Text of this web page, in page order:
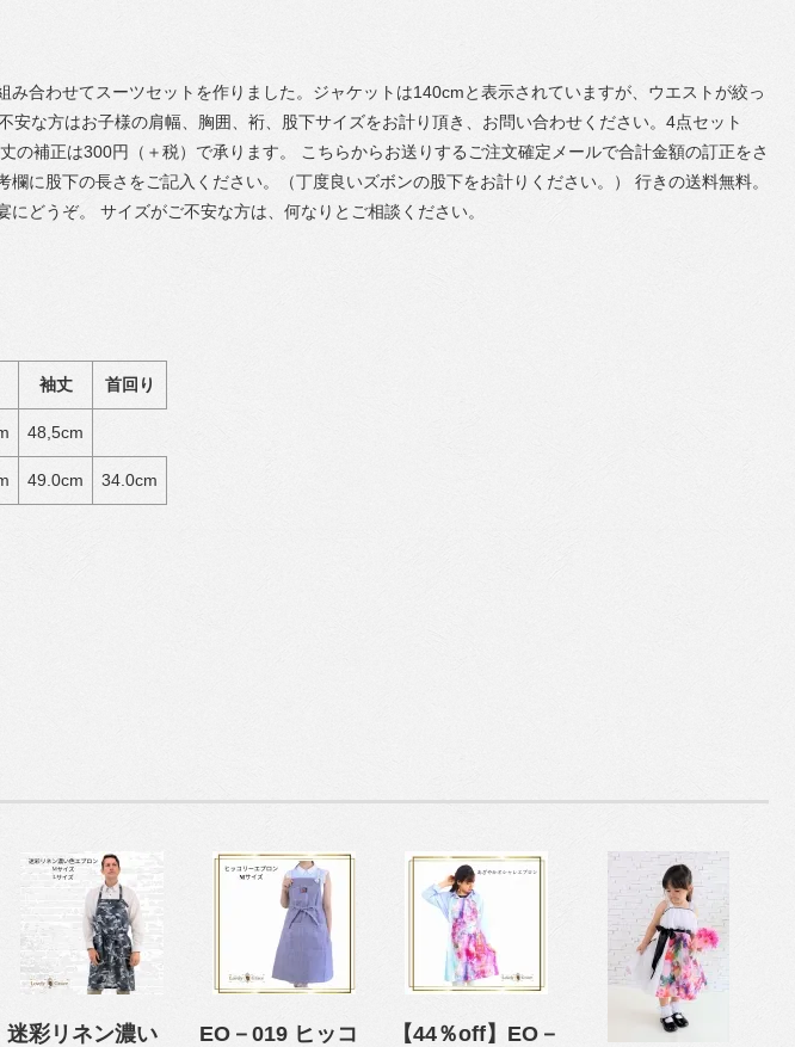
み合わせてスーツセットを作りました。ジャケットは140cmと表示されていますが、ウエストが絞っ
な方はお子様の肩幅、胸囲、裄、股下サイズをお計り頂き、お問い合わせください。4点セット
の補正は300円（＋税）で承ります。 こちらからお送りするご注文確定メールで合計金額の訂正をさ
に股下の長さをご記入ください。（丁度良いズボンの股下をお計りください。） 行きの送料無料。
どうぞ。 サイズがご不安な方は、何なりとご相談ください。
袖丈 首回り
48,5cm
49.0cm 34.0cm
迷彩リネン濃い
EO－019 ヒッコ
【44％off】EO－